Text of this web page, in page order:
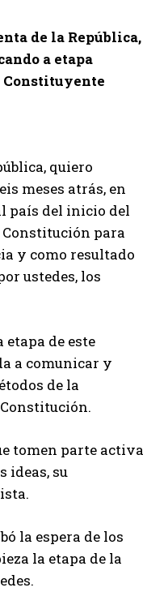
de la República,
a etapa
quiero
meses atrás, en
país del inicio del
Constitución para
y como resultado
ustedes, los
de este
a comunicar y
de la
tomen parte activa
ideas, su
la espera de los
la etapa de la